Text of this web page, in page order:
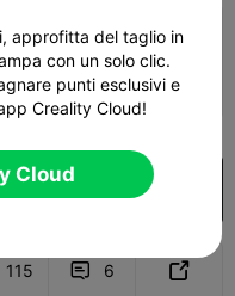
15% infill
1 plates  19.36g

Creality Cloud
115  6 
approfitta del taglio in
con un solo clic.
punti esclusivi e
Creality Cloud!
Cloud